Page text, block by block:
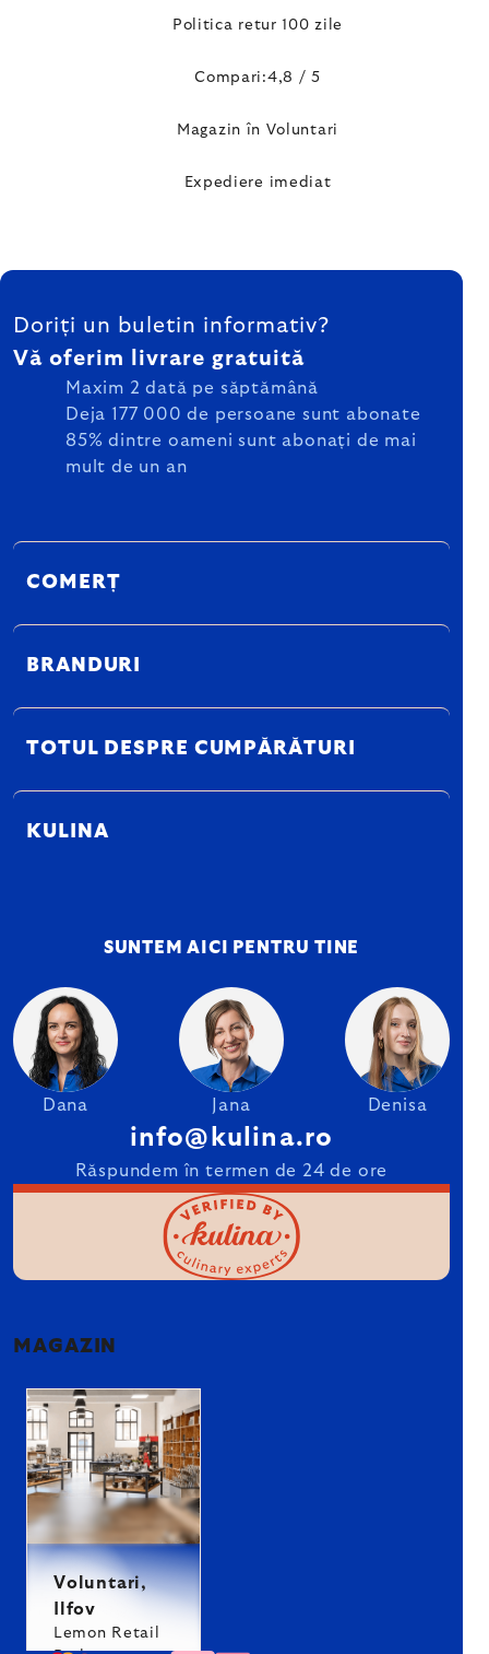
Politica retur 100 zile
Compari:4,8 / 5
Magazin în Voluntari
Expediere imediat
SUBSOL
Doriți un buletin informativ?
Vă oferim livrare gratuită
Maxim 2 dată pe săptămână
Deja 177 000 de persoane sunt abonate
85% dintre oameni sunt abonați de mai
mult de un an
COMERȚ
BRANDURI
TOTUL DESPRE CUMPĂRĂTURI
KULINA
SUNTEM AICI PENTRU TINE
Dana Jana Denisa
info@kulina.ro
Răspundem în termen de 24 de ore
MAGAZIN
Voluntari,
Ilfov
Lemon Retail